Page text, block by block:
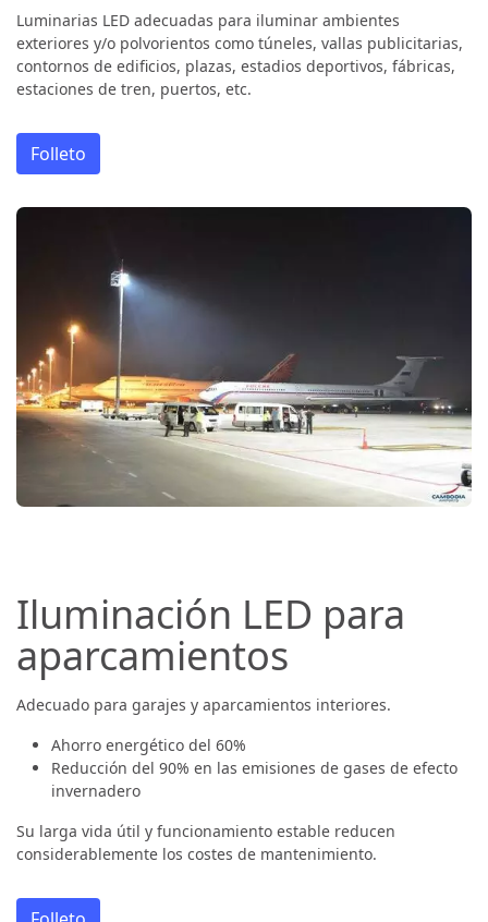
Luminarias LED adecuadas para iluminar ambientes
exteriores y/o polvorientos como túneles, vallas publicitarias,
contornos de edificios, plazas, estadios deportivos, fábricas,
estaciones de tren, puertos, etc.
Folleto
Iluminación LED para
aparcamientos
Adecuado para garajes y aparcamientos interiores.
Ahorro energético del 60%
Reducción del 90% en las emisiones de gases de efecto
invernadero
Su larga vida útil y funcionamiento estable reducen
considerablemente los costes de mantenimiento.